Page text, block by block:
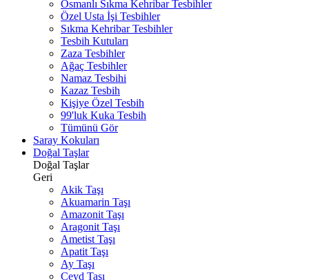
Osmanlı Sıkma Kehribar Tesbihler
Özel Usta İşi Tesbihler
Sıkma Kehribar Tesbihler
Tesbih Kutuları
Zaza Tesbihler
Ağaç Tesbihler
Namaz Tesbihi
Kazaz Tesbih
Kişiye Özel Tesbih
99'luk Kuka Tesbih
Tümünü Gör
Saray Kokuları
Doğal Taşlar
Doğal Taşlar
Geri
Akik Taşı
Akuamarin Taşı
Amazonit Taşı
Aragonit Taşı
Ametist Taşı
Apatit Taşı
Ay Taşı
Ceyd Taşı